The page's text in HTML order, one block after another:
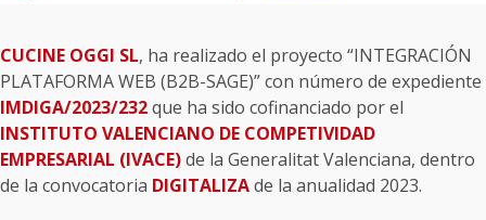
CUCINE OGGI SL, ha realizado el proyecto “INTEGRACIÓN
PLATAFORMA WEB (B2B-SAGE)” con número de expediente
IMDIGA/2023/232que ha sido cofinanciado por el
INSTITUTO VALENCIANO DE COMPETIVIDAD
EMPRESARIAL (IVACE)de la Generalitat Valenciana, dentro
de la convocatoria DIGITALIZAde la anualidad 2023.